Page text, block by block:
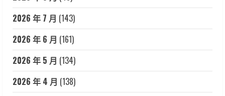
2026 年 7 月 (143)
2026 年 6 月 (161)
2026 年 5 月 (134)
2026 年 4 月 (138)